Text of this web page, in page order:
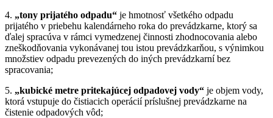
4. „tony prijatého odpadu“ je hmotnosť všetkého odpadu
prijatého v priebehu kalendárneho roka do prevádzkarne, ktorý sa
ďalej spracúva v rámci vymedzenej činnosti zhodnocovania alebo
zneškodňovania vykonávanej tou istou prevádzkarňou, s výnimkou
množstiev odpadu prevezených do iných prevádzkarní bez
spracovania;
5. „kubické metre pritekajúcej odpadovej vody“ je objem vody,
ktorá vstupuje do čistiacich operácií príslušnej prevádzkarne na
čistenie odpadových vôd;